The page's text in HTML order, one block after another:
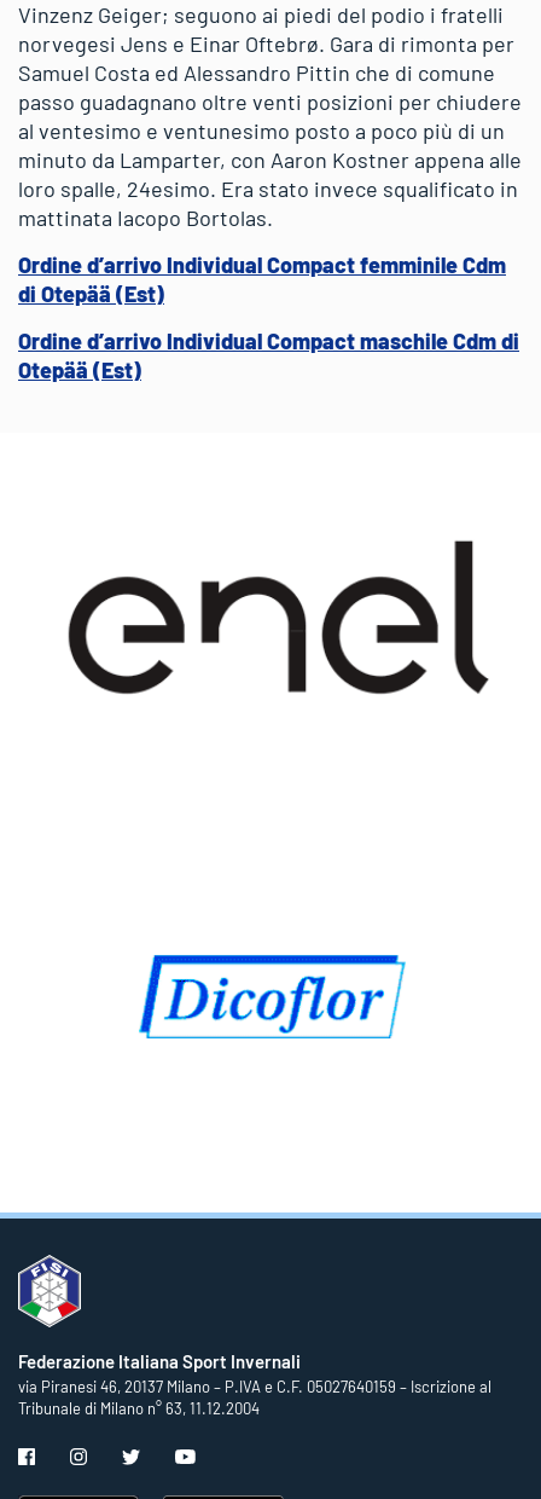
Vinzenz Geiger; seguono ai piedi del podio i fratelli
norvegesi Jens e Einar Oftebrø. Gara di rimonta per
Samuel Costa ed Alessandro Pittin che di comune
passo guadagnano oltre venti posizioni per chiudere
al ventesimo e ventunesimo posto a poco più di un
minuto da Lamparter, con Aaron Kostner appena alle
loro spalle, 24esimo. Era stato invece squalificato in
mattinata Iacopo Bortolas.
Ordine d’arrivo Individual Compact femminile Cdm
di Otepää (Est)
Ordine d’arrivo Individual Compact maschile Cdm di
Otepää (Est)
Federazione Italiana Sport Invernali
via Piranesi 46, 20137 Milano – P.IVA e C.F. 05027640159 – Iscrizione al
Tribunale di Milano n° 63, 11.12.2004